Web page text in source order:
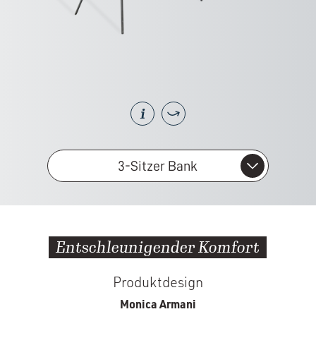
3-Sitzer Bank
Entschleunigender Komfort
Produktdesign
Monica Armani